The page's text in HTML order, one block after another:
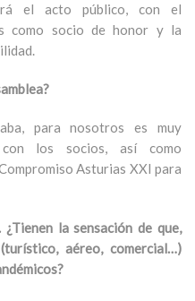
el acto público, con el
como socio de honor y la
para nosotros es muy
con los socios, así como
Asturias XXI para
la sensación de que,
aéreo, comercial…)